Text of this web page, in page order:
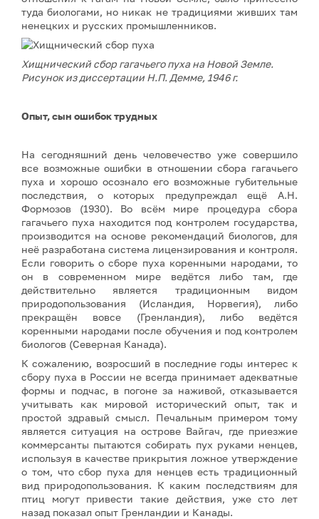
туда биологами, но никак не традициями живших там
ненецких и русских промышленников.
Хищнический сбор гагачьего пуха на Новой Земле.
Рисунок из диссертации Н.П. Демме, 1946 г.
Опыт, сын ошибок трудных
На сегодняшний день человечество уже совершило
все возможные ошибки в отношении сбора гагачьего
пуха и хорошо осознало его возможные губительные
последствия, о которых предупреждал ещё А.Н.
Формозов (1930). Во всём мире процедура сбора
гагачьего пуха находится под контролем государства,
производится на основе рекомендаций биологов, для
неё разработана система лицензирования и контроля.
Если говорить о сборе пуха коренными народами, то
он в современном мире ведётся либо там, где
действительно является традиционным видом
природопользования (Исландия, Норвегия), либо
прекращён вовсе (Гренландия), либо ведётся
коренными народами после обучения и под контролем
биологов (Северная Канада).
К сожалению, возросший в последние годы интерес к
сбору пуха в России не всегда принимает адекватные
формы и подчас, в погоне за наживой, отказывается
учитывать как мировой исторический опыт, так и
простой здравый смысл. Печальным примером тому
является ситуация на острове Вайгач, где приезжие
коммерсанты пытаются собирать пух руками ненцев,
используя в качестве прикрытия ложное утверждение
о том, что сбор пуха для ненцев есть традиционный
вид природопользования. К каким последствиям для
птиц могут привести такие действия, уже сто лет
назад показал опыт Гренландии и Канады.